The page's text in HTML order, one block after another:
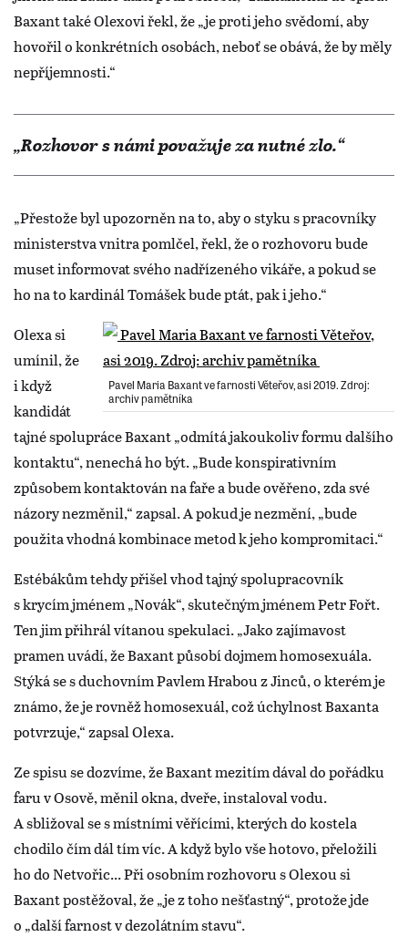
Baxant také Olexovi řekl, že „je proti jeho svědomí, aby
hovořil o konkrétních osobách, neboť se obává, že by měly
nepříjemnosti.“
„Rozhovor s námi považuje za nutné zlo.“
„Přestože byl upozorněn na to, aby o styku s pracovníky
ministerstva vnitra pomlčel, řekl, že o rozhovoru bude
muset informovat svého nadřízeného vikáře, a pokud se
ho na to kardinál Tomášek bude ptát, pak i jeho.“
​Pavel Maria Baxant ve farnosti Věteřov, asi 2019. Zdroj:
archiv pamětníka
Olexa si
umínil, že
i když
kandidát
tajné spolupráce Baxant „odmítá jakoukoliv formu dalšího
kontaktu“, nenechá ho být. „Bude konspirativním
způsobem kontaktován na faře a bude ověřeno, zda své
názory nezměnil,“ zapsal. A pokud je nezmění, „bude
použita vhodná kombinace metod k jeho kompromitaci.“
Estébákům tehdy přišel vhod tajný spolupracovník
s krycím jménem „Novák“, skutečným jménem Petr Fořt.
Ten jim přihrál vítanou spekulaci. „Jako zajímavost
pramen uvádí, že Baxant působí dojmem homosexuála.
Stýká se s duchovním Pavlem Hrabou z Jinců, o kterém je
známo, že je rovněž homosexuál, což úchylnost Baxanta
potvrzuje,“ zapsal Olexa.
Ze spisu se dozvíme, že Baxant mezitím dával do pořádku
faru v Osově, měnil okna, dveře, instaloval vodu.
A sbližoval se s místními věřícími, kterých do kostela
chodilo čím dál tím víc. A když bylo vše hotovo, přeložili
ho do Netvořic... Při osobním rozhovoru s Olexou si
Baxant postěžoval, že „je z toho nešťastný“, protože jde
o „další farnost v dezolátním stavu“.